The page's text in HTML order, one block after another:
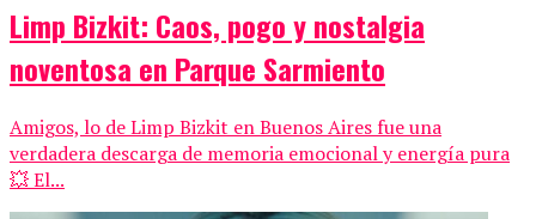
Limp Bizkit: Caos, pogo y nostalgia
noventosa en Parque Sarmiento
Amigos, lo de Limp Bizkit en Buenos Aires fue una
verdadera descarga de memoria emocional y energía pura
💥 El...